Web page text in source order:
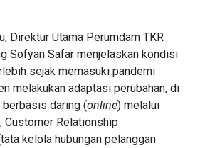
Direktur Utama Perumdam TKR
Sofyan Safar menjelaskan kondisi
sejak memasuki pandemi
melakukan adaptasi perubahan, di
berbasis daring (online) melalui
Customer Relationship
kelola hubungan pelanggan